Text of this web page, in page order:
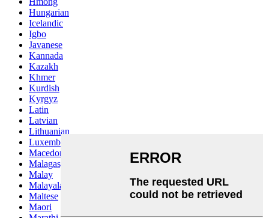
Hungarian
Icelandic
Igbo
Javanese
Kannada
Kazakh
Khmer
Kurdish
Kyrgyz
Latin
Latvian
Lithuanian
Luxembou..
Macedonian
Malagasy
Malay
Malayalam
Maltese
Maori